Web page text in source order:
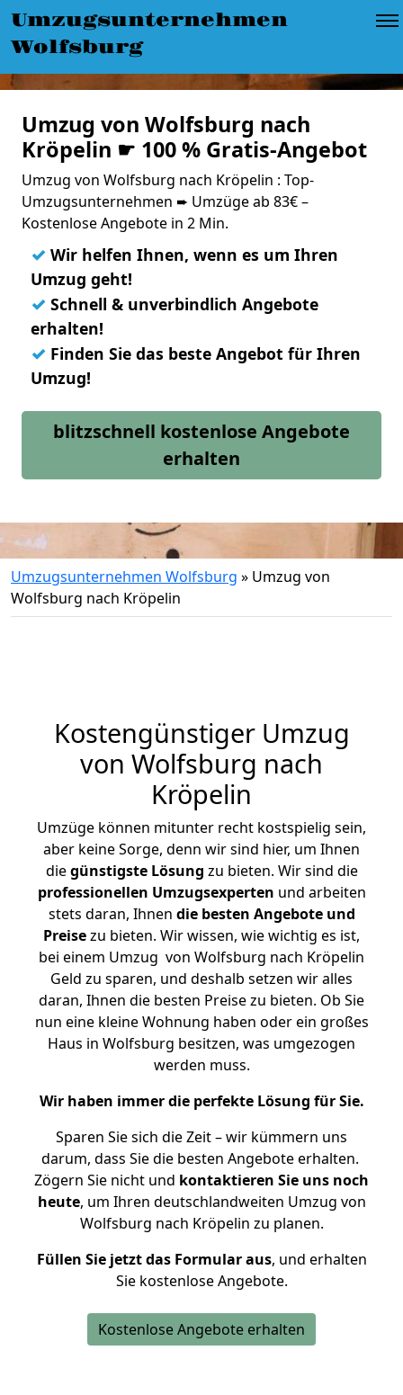
Umzugsunternehmen
Wolfsburg
Umzug von Wolfsburg nach
Kröpelin ☛ 100 % Gratis-Angebot
Umzug von Wolfsburg nach Kröpelin : Top-
Umzugsunternehmen ➨ Umzüge ab 83€ –
Kostenlose Angebote in 2 Min.
✓ Wir helfen Ihnen, wenn es um Ihren
Umzug geht!
✓ Schnell & unverbindlich Angebote
erhalten!
✓ Finden Sie das beste Angebot für Ihren
Umzug!
blitzschnell kostenlose Angebote
erhalten
Umzugsunternehmen Wolfsburg » Umzug von
Wolfsburg nach Kröpelin
Kostengünstiger Umzug
von Wolfsburg nach
Kröpelin
Umzüge können mitunter recht kostspielig sein,
aber keine Sorge, denn wir sind hier, um Ihnen
diegünstigste Lösung zu bieten. Wir sind die
professionellen Umzugsexperten und arbeiten
stets daran, Ihnen die besten Angebote und
Preisezu bieten. Wir wissen, wie wichtig es ist,
bei einem Umzug von Wolfsburg nach Kröpelin
Geld zu sparen, und deshalb setzen wir alles
daran, Ihnen die besten Preise zu bieten. Ob Sie
nun eine kleine Wohnung haben oder ein großes
Haus in Wolfsburg besitzen, was umgezogen
werden muss.
Wir haben immer die perfekte Lösung für Sie.
Sparen Sie sich die Zeit – wir kümmern uns
darum, dass Sie die besten Angebote erhalten.
Zögern Sie nicht und kontaktieren Sie uns noch
heute, um Ihren deutschlandweiten Umzug von
Wolfsburg nach Kröpelin zu planen.
Füllen Sie jetzt das Formular aus, und erhalten
Sie kostenlose Angebote.
Kostenlose Angebote erhalten